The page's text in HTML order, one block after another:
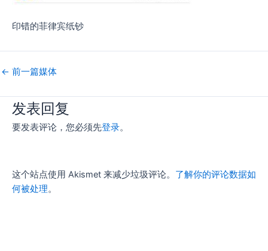
印错的菲律宾纸钞
← 前一篇媒体
发表回复
要发表评论，您必须先登录。
这个站点使用 Akismet 来减少垃圾评论。 了解你的评论数据如
何被处理。